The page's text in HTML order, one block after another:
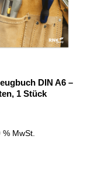
DIN A6 –
1 Stück
MwSt.